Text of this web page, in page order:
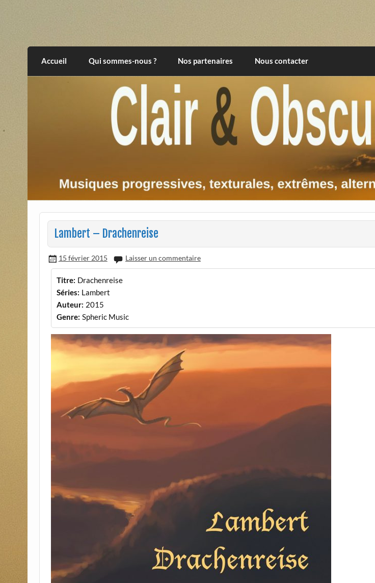
Clair et Obscur
Accueil Qui sommes-nous ? Nos partenaires Nous contacter
Lambert – Drachenreise
15 février 2015 Laisser un commentaire
Titre: Drachenreise
Séries: Lambert
Auteur: 2015
Genre: Spheric Music